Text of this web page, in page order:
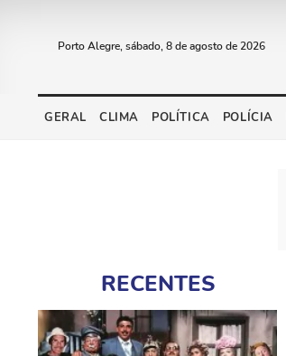
Porto Alegre, sábado, 8 de agosto de 2026
GERAL CLIMA POLÍTICA POLÍCIA
RECENTES